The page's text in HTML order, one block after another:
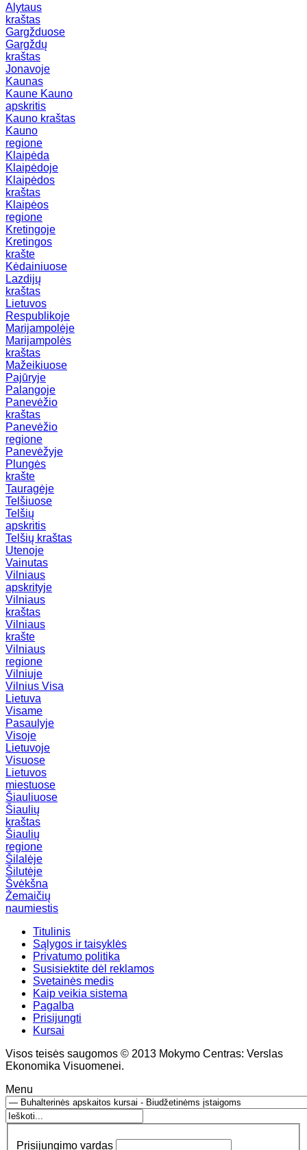
Alytaus
kraštas
Gargžduose
Gargždų
kraštas
Jonavoje
Kaunas
Kaune Kauno
apskritis
Kauno kraštas
Kauno
regione
Klaipėda
Klaipėdoje
Klaipėdos
kraštas
Klaipėos
regione
Kretingoje
Kretingos
krašte
Kėdainiuose
Lazdijų
kraštas
Lietuvos
Respublikoje
Marijampolėje
Marijampolės
kraštas
Mažeikiuose
Pajūryje
Palangoje
Panevėžio
kraštas
Panevėžio
regione
Panevėžyje
Plungės
krašte
Tauragėje
Telšiuose
Telšių
apskritis
Telšių kraštas
Utenoje
Vainutas
Vilniaus
apskrityje
Vilniaus
kraštas
Vilniaus
krašte
Vilniaus
regione
Vilniuje
Vilnius Visa
Lietuva
Visame
Pasaulyje
Visoje
Lietuvoje
Visuose
Lietuvos
miestuose
Šiauliuose
Šiaulių
kraštas
Šiaulių
regione
Šilalėje
Šilutėje
Švėkšna
Žemaičių
naumiestis
Titulinis
Sąlygos ir taisyklės
Privatumo politika
Susisiektite dėl reklamos
Svetainės medis
Kaip veikia sistema
Pagalba
Prisijungti
Kursai
Visos teisės saugomos © 2013 Mokymo Centras: Verslas
Ekonomika Visuomenei.
Menu
Prisijungimo vardas